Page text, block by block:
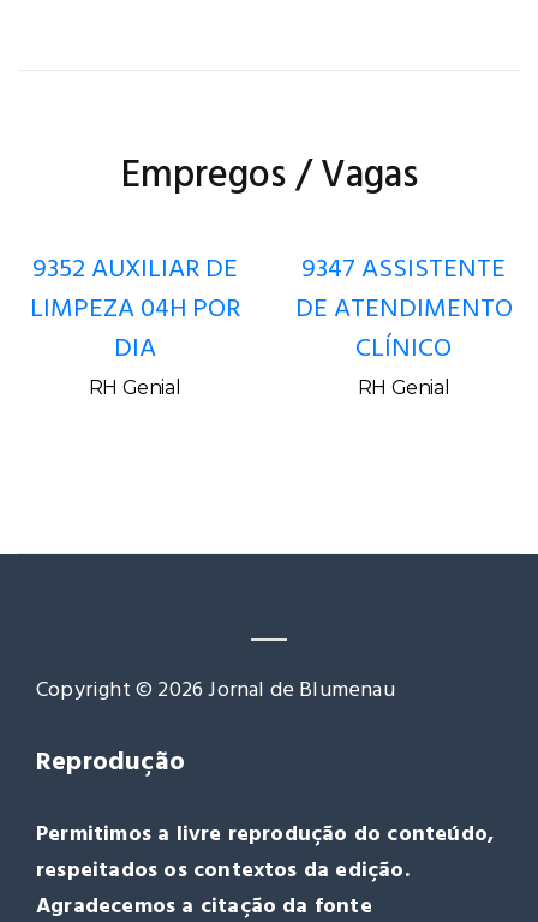
Empregos / Vagas
9352 AUXILIAR DE
LIMPEZA 04H POR
DIA
RH Genial
9347 ASSISTENTE
DE ATENDIMENTO
CLÍNICO
RH Genial
Copyright © 2026 Jornal de Blumenau
Reprodução
Permitimos a livre reprodução do conteúdo,
respeitados os contextos da edição.
Agradecemos a citação da fonte